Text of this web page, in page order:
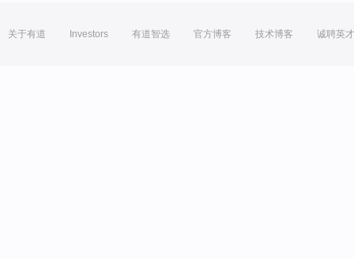
关于有道 Investors 有道智选 官方博客 技术博客 诚聘英才